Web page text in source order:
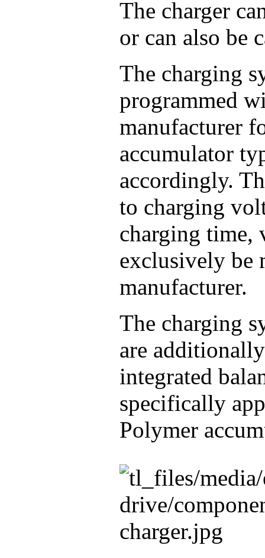
The charger
or can also be
The charging
programmed
manufacturer
accumulator
accordingly.
to charging
charging time,
exclusively be
manufacturer.
The charging
are
integrated
specifically
Polymer